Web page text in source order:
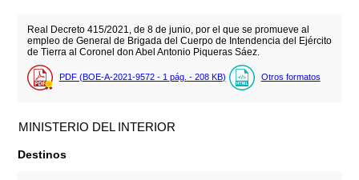
Real Decreto 415/2021, de 8 de junio, por el que se promueve al
empleo de General de Brigada del Cuerpo de Intendencia del Ejército
de Tierra al Coronel don Abel Antonio Piqueras Sáez.
PDF (BOE-A-2021-9572 - 1 pág. - 208 KB) Otros formatos
MINISTERIO DEL INTERIOR
Destinos